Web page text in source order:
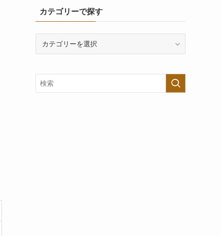
カテゴリーで探す
ー
で